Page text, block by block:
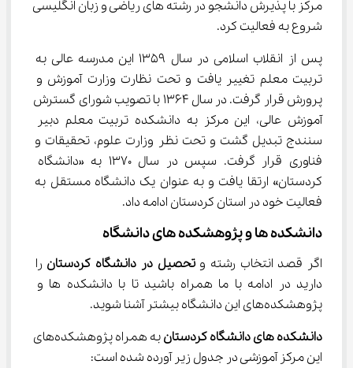
مرکز با پذیرش دانشجو در رشته های ریاضی و زبان انگلیسی
شروع به فعالیت کرد.
پس از انقلاب اسلامی در سال 1359 این مدرسه عالی به
تربیت معلم تغییر یافت و تحت نظارت وزارت آموزش و
پرورش قرار گرفت. در سال 1364 با تصویب شورای گسترش
آموزش عالی، این مرکز به دانشکده تربیت معلم دبیر
سنندج تبدیل گشت و تحت نظر وزارت علوم، تحقیقات و
فناوری قرار گرفت. سپس در سال 1370 به «دانشگاه
کردستان» ارتقا یافت و به عنوان یک دانشگاه مستقل به
فعالیت خود در استان کردستان ادامه داد.
دانشکده ها و پژوهشکده های دانشگاه
اگر قصد انتخاب رشته و تحصیل در دانشگاه کردستان را
دارید در ادامه با ما همراه باشید تا با دانشکده ها و
پژوهشکده‌های این دانشگاه بیشتر آشنا شوید.
دانشکده های دانشگاه کردستان
به همراه پژوهشکده‌های
این مرکز آموزشی در جدول زیر آورده شده است: